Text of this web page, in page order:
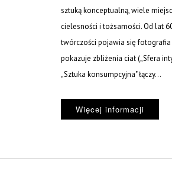
sztuką konceptualną, wiele
cielesności i tożsamości. Od lat
twórczości pojawia się
pokazuje zbliżenia ciał („Sfera
„Sztuka konsumpcyjna" łączy...
Więcej informacji